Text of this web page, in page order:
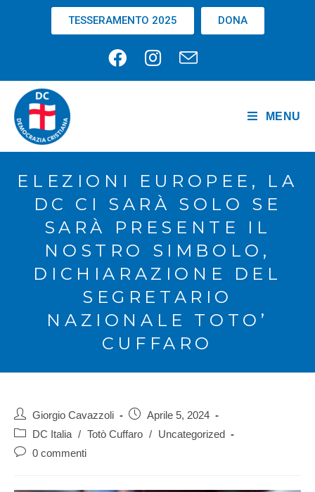
TESSERAMENTO 2025 DONA
MENU
ELEZIONI EUROPEE, LA
DC CI SARÀ SOLO SE
SARÀ PRESENTE IL
NOSTRO SIMBOLO,
DICHIARAZIONE DEL
SEGRETARIO
NAZIONALE TOTO’
CUFFARO
Giorgio Cavazzoli
Aprile 5, 2024
DC Italia / Totò Cuffaro /
Uncategorized
0 commenti